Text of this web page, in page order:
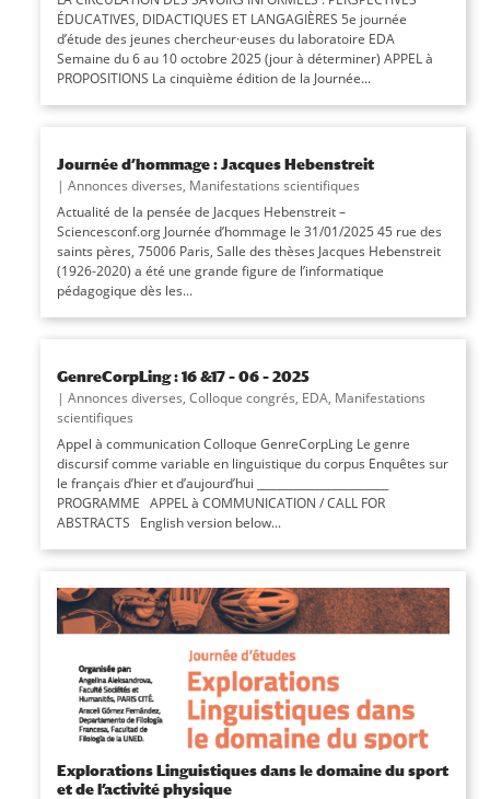
ÉDUCATIVES, DIDACTIQUES ET LANGAGIÈRES 5e journée
d’étude des jeunes chercheur·euses du laboratoire EDA
Semaine du 6 au 10 octobre 2025 (jour à déterminer) APPEL à
PROPOSITIONS La cinquième édition de la Journée...
Journée d’hommage : Jacques Hebenstreit
| Annonces diverses, Manifestations scientifiques
Actualité de la pensée de Jacques Hebenstreit –
Sciencesconf.org Journée d’hommage le 31/01/2025 45 rue des
saints pères, 75006 Paris, Salle des thèses Jacques Hebenstreit
(1926-2020) a été une grande figure de l’informatique
pédagogique dès les...
GenreCorpLing : 16 &17 – 06 – 2025
| Annonces diverses, Colloque congrés, EDA, Manifestations
scientifiques
Appel à communication Colloque GenreCorpLing Le genre
discursif comme variable en linguistique du corpus Enquêtes sur
le français d’hier et d’aujourd’hui ________________________
PROGRAMME APPEL à COMMUNICATION / CALL FOR
ABSTRACTS English version below...
Explorations Linguistiques dans le domaine du sport
et de l’activité physique